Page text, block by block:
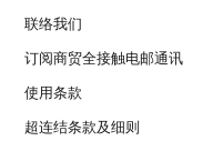
联络我们
订阅商贸全接触电邮通讯
使用条款
超连结条款及细则